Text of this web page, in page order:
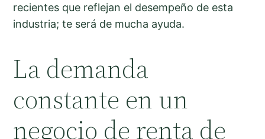
recientes que reflejan el desempeño de esta
industria; te será de mucha ayuda.
La demanda
constante en un
negocio de renta de